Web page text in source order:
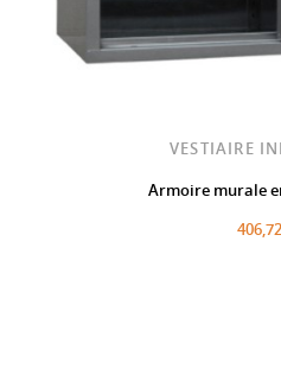
VESTIAIRE
Armoire murale